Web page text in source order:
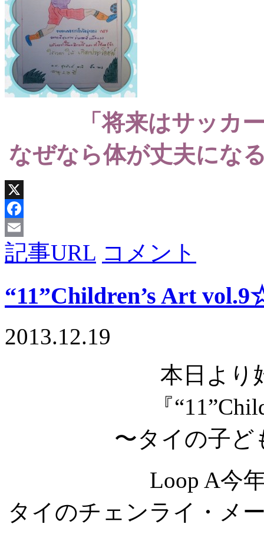
「将来はサッカ
なぜなら体が丈夫にな
X
Facebook
Email
記事URL コメント
“11”Children’s Art
2013.12.19
本日より
『
〜タイの子ど
Loop A今
タイのチェンライ・メ